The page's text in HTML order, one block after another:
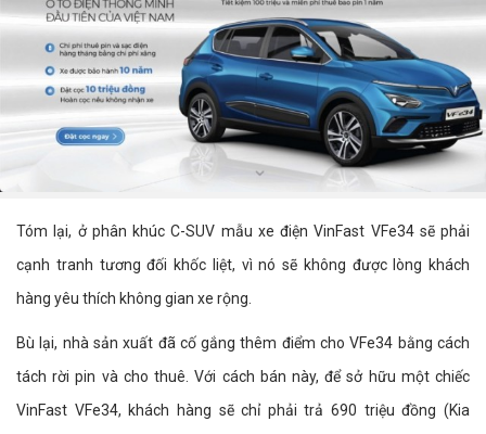
Tóm lại, ở phân khúc C-SUV mẫu xe điện VinFast VFe34 sẽ phải
cạnh tranh tương đối khốc liệt, vì nó sẽ không được lòng khách
hàng yêu thích không gian xe rộng.
Bù lại, nhà sản xuất đã cố gắng thêm điểm cho VFe34 bằng cách
tách rời pin và cho thuê. Với cách bán này, để sở hữu một chiếc
VinFast VFe34, khách hàng sẽ chỉ phải trả 690 triệu đồng (Kia